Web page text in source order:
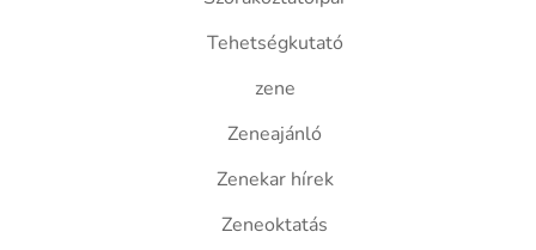
Tehetségkutató
zene
Zeneajánló
Zenekar hírek
Zeneoktatás